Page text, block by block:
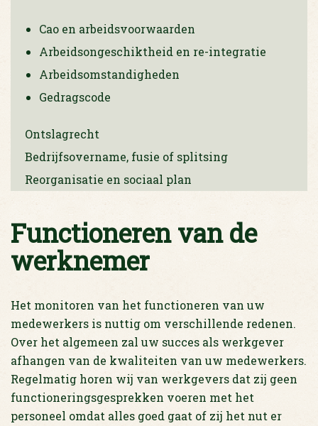
Cao en arbeidsvoorwaarden
Arbeidsongeschiktheid en re-integratie
Arbeidsomstandigheden
Gedragscode
Ontslagrecht
Bedrijfsovername, fusie of splitsing
Reorganisatie en sociaal plan
Functioneren van de
werknemer
Het monitoren van het functioneren van uw
medewerkers is nuttig om verschillende redenen.
Over het algemeen zal uw succes als werkgever
afhangen van de kwaliteiten van uw medewerkers.
Regelmatig horen wij van werkgevers dat zij geen
functioneringsgesprekken voeren met het
personeel omdat alles goed gaat of zij het nut er